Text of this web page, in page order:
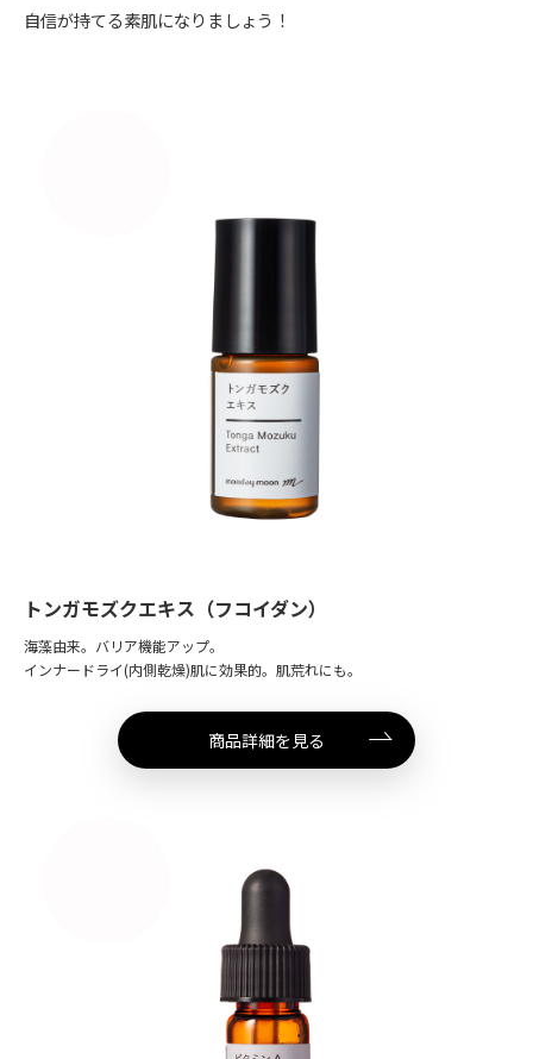
自信が持てる素肌になりましょう！
トンガモズクエキス（フコイダン）
海藻由来。バリア機能アップ。
インナードライ(内側乾燥)肌に効果的。肌荒れにも。
商品詳細を見る